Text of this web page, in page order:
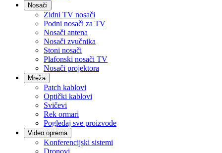
Nosači
Zidni TV nosači
Podni nosači za TV
Nosači antena
Nosači zvučnika
Stoni nosači
Plafonski nosači TV
Nosači projektora
Mreža
Patch kablovi
Optički kablovi
Svičevi
Rek ormari
Pogledaj sve proizvode
Video oprema
Konferencijski sistemi
Dronovi